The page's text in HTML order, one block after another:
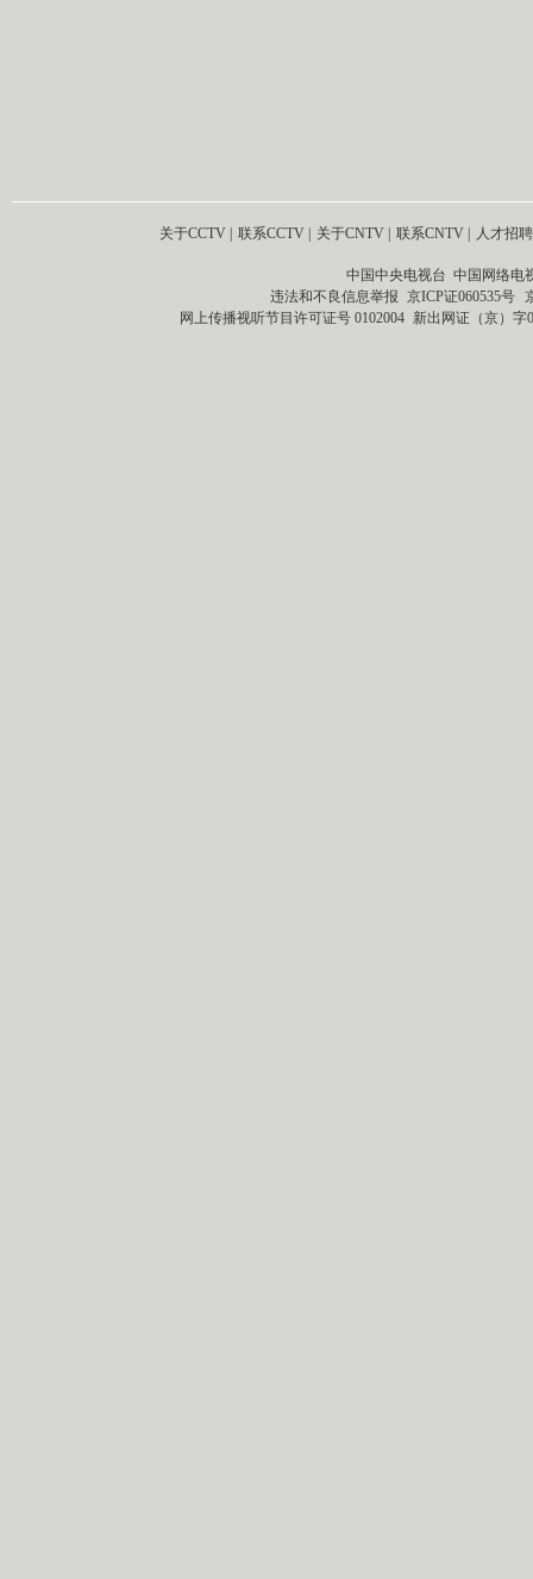
关于CCTV 联系CCTV 关于CNTV 联系CNTV 人才招聘
中国中央电视台 中国网络电
违法和不良信息举报 京ICP证060535号
网上传播视听节目许可证号 0102004 新出网证（京）